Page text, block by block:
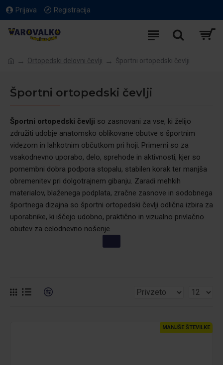
Prijava Registracija
Ortopedski delovni čevlji Športni ortopedski čevlji
Športni ortopedski čevlji
Športni ortopedski čevlji so zasnovani za vse, ki želijo
združiti udobje anatomsko oblikovane obutve s športnim
videzom in lahkotnim občutkom pri hoji. Primerni so za
vsakodnevno uporabo, delo, sprehode in aktivnosti, kjer so
pomembni dobra podpora stopalu, stabilen korak ter manjša
obremenitev pri dolgotrajnem gibanju. Zaradi mehkih
materialov, blaženega podplata, zračne zasnove in sodobnega
športnega dizajna so športni ortopedski čevlji odlična izbira za
uporabnike, ki iščejo udobno, praktično in vizualno privlačno
obutev za celodnevno nošenje.
MANJŠE ŠTEVILKE